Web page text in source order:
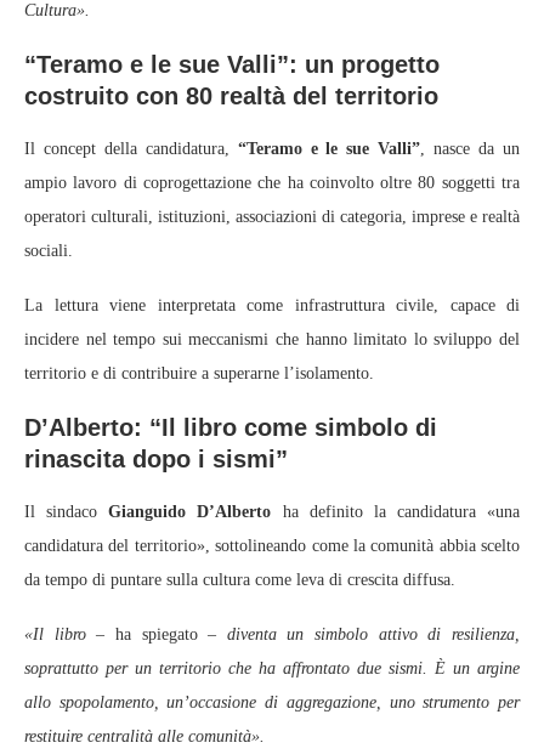
Cultura».
“Teramo e le sue Valli”: un progetto
costruito con 80 realtà del territorio
Il concept della candidatura, “Teramo e le sue Valli”, nasce da un
ampio lavoro di coprogettazione che ha coinvolto oltre 80 soggetti tra
operatori culturali, istituzioni, associazioni di categoria, imprese e realtà
sociali.
La lettura viene interpretata come infrastruttura civile, capace di
incidere nel tempo sui meccanismi che hanno limitato lo sviluppo del
territorio e di contribuire a superarne l’isolamento.
D’Alberto: “Il libro come simbolo di
rinascita dopo i sismi”
Il sindacoGianguido D’Alberto ha definito la candidatura «una
candidatura del territorio», sottolineando come la comunità abbia scelto
da tempo di puntare sulla cultura come leva di crescita diffusa.
«Il libro– ha spiegato – diventa un simbolo attivo di resilienza,
soprattutto per un territorio che ha affrontato due sismi. È un argine
allo spopolamento, un’occasione di aggregazione, uno strumento per
restituire centralità alle comunità».